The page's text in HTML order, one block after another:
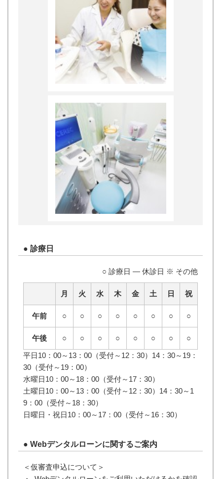
● 診療日
○ 診療日 ― 休診日 ※ その他
月 火 水 木 金 土 日 祝
午前 ○ ○ ○ ○ ○ ○ ○ ○
午後 ○ ○ ○ ○ ○ ○ ○ ○
平日10：00～13：00（受付～12：30）14：30～19：
30（受付～19：00）
水曜日10：00～18：00（受付～17：30）
土曜日10：00～13：00（受付～12：30）14：30～1
9：00（受付～18：30）
日曜日・祝日10：00～17：00（受付～16：30）
● Webデンタルローンに関するご案内
＜仮審査申込について＞